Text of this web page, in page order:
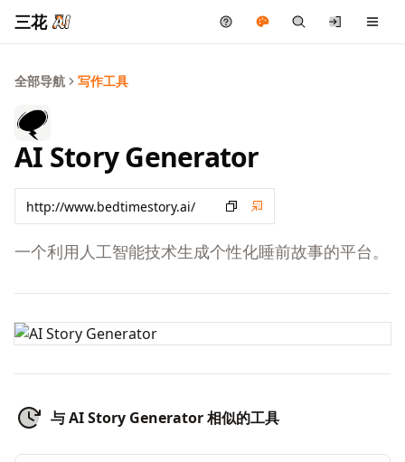
三花
全部导航 写作工具
AI Story Generator
一个利用人工智能技术生成个性化睡前故事的平台。
与 AI Story Generator 相似的工具